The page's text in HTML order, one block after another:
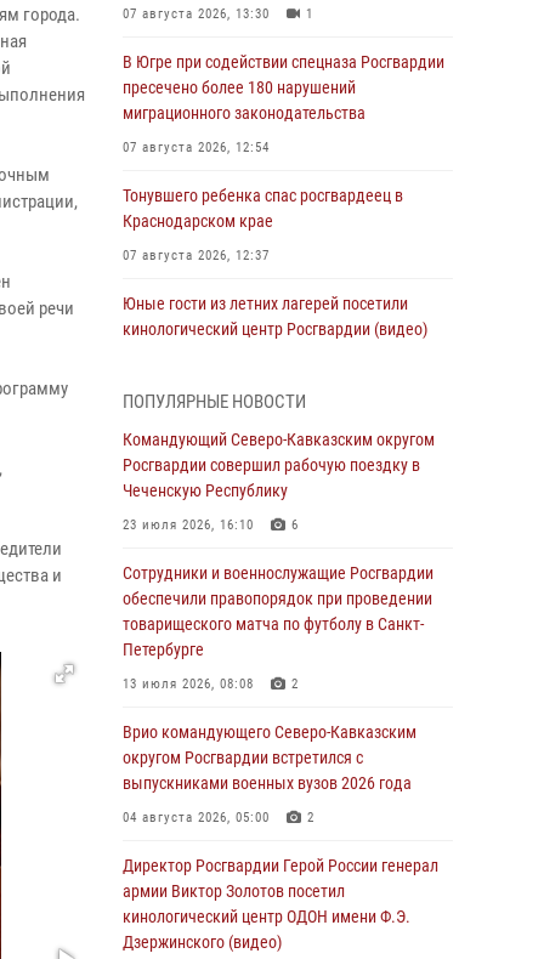
города.
речи
и
07 августа 2026, 13:30 1
В Югре при содействии спецназа Росгвардии
пресечено более 180 нарушений
миграционного законодательства
07 августа 2026, 12:54
Тонувшего ребенка спас росгвардеец в
Краснодарском крае
07 августа 2026, 12:37
Юные гости из летних лагерей посетили
кинологический центр Росгвардии (видео)
Представители ФСБ России по Уральскому
округу Росгвардии и ветераны военной
контрразведки почтили память Николая
Кузнецова
07 августа 2026, 12:00
Ветеран войск правопорядка генерал-майор
Иван Пияшев – герой выпуска «Легенды
армии с Александром Маршалом»
07 августа 2026, 12:00
подняться на крышу Смольного собора в
Санкт-Петербурге (видео)
07 августа 2026, 11:34 3 1
основам взрывобезопасности
07 августа 2026, 11:33
Рэпер ST посетил раненых росгвардейцев в
ПОПУЛЯРНЫЕ НОВОСТИ
Командующий Северо-Кавказским округом
Росгвардии совершил рабочую поездку в
Чеченскую Республику
23 июля 2026, 16:10 6
Сотрудники и военнослужащие Росгвардии
обеспечили правопорядок при проведении
товарищеского матча по футболу в Санкт-
Петербурге
13 июля 2026, 08:08 2
Врио командующего Северо-Кавказским
округом Росгвардии встретился с
выпускниками военных вузов 2026 года
04 августа 2026, 05:00 2
Директор Росгвардии Герой России генерал
армии Виктор Золотов посетил
кинологический центр ОДОН имени Ф.Э.
Дзержинского (видео)